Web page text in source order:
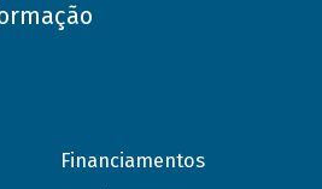
Financiamentos